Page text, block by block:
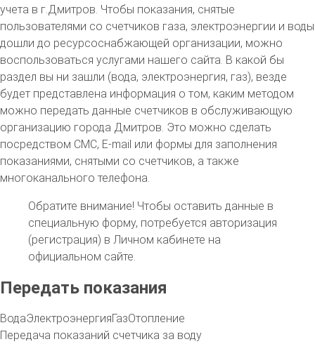
учета в г.Дмитров. Чтобы показания, снятые
пользователями со счетчиков газа, электроэнергии и воды
дошли до ресурсоснабжающей организации, можно
воспользоваться услугами нашего сайта. В какой бы
раздел вы ни зашли (вода, электроэнергия, газ), везде
будет представлена информация о том, каким методом
можно передать данные счетчиков в обслуживающую
организацию города Дмитров. Это можно сделать
посредством СМС, E-mail или формы для заполнения
показаниями, снятыми со счетчиков, а также
многоканального телефона.
Обратите внимание! Чтобы оставить данные в
специальную форму, потребуется авторизация
(регистрация) в Личном кабинете на
официальном сайте.
Передать показания
ВодаЭлектроэнергияГазОтопление
Передача показаний счетчика за воду